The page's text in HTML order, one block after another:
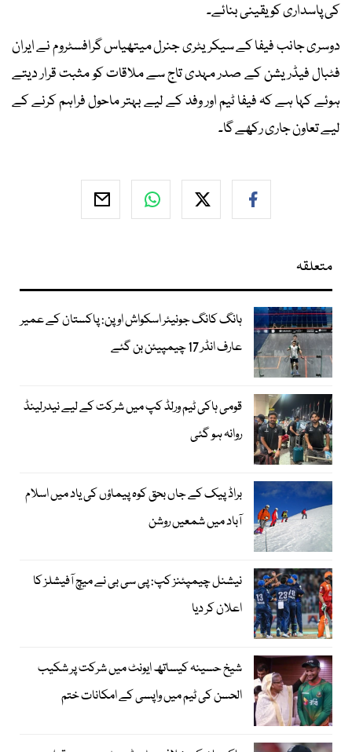
کی پاسداری کو یقینی بنائے۔
دوسری جانب فیفا کے سیکریٹری جنرل میتھیاس گرافسٹروم نے ایران
فٹبال فیڈریشن کے صدر مہدی تاج سے ملاقات کو مثبت قرار دیتے
ہوئے کہا ہے کہ فیفا ٹیم اور وفد کے لیے بہتر ماحول فراہم کرنے کے
لیے تعاون جاری رکھے گا۔
متعلقہ
ہانگ کانگ جونیئر اسکواش اوپن: پاکستان کے عمیر
عارف انڈر 17 چیمپیئن بن گئے
قومی ہاکی ٹیم ورلڈ کپ میں شرکت کے لیے نیدرلینڈ
روانہ ہو گئی
براڈ پیک کے جاں بحق کوہ پیماؤں کی یاد میں اسلام
آباد میں شمعیں روشن
نیشنل چیمپئنز کپ: پی سی بی نے میچ آفیشلز کا
اعلان کر دیا
شیخ حسینہ کیساتھ ایونٹ میں شرکت پر شکیب
الحسن کی ٹیم میں واپسی کے امکانات ختم